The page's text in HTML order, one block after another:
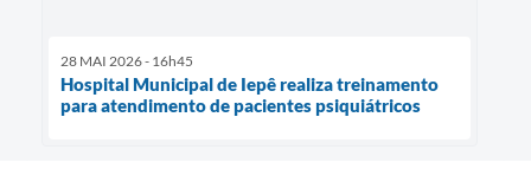
28 MAI 2026 - 16h45
Hospital Municipal de Iepê realiza treinamento
para atendimento de pacientes psiquiátricos